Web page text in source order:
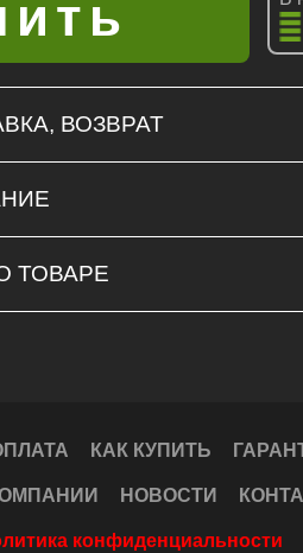
ВОЗВРАТ
ТОВАРЕ
КАК КУПИТЬ
НОВОСТИ
конфиденциальности